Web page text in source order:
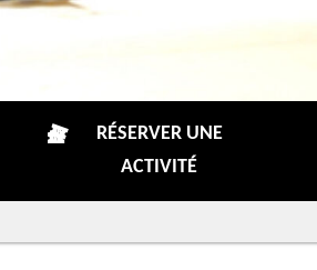
RÉSERVER UNE
ACTIVITÉ